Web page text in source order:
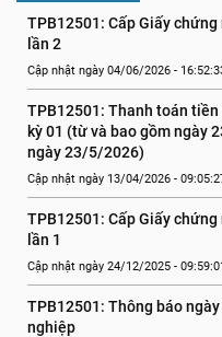
TPB12501: Cấp Giấy
lần 2
Cập nhật ngày 04/06/2026 -
TPB12501: Thanh toán
kỳ 01 (từ và bao gồm ngày
ngày 23/5/2026)
Cập nhật ngày 13/04/2026 -
TPB12501: Cấp Giấy
lần 1
Cập nhật ngày 24/12/2025 -
TPB12501: Thông báo
nghiệp